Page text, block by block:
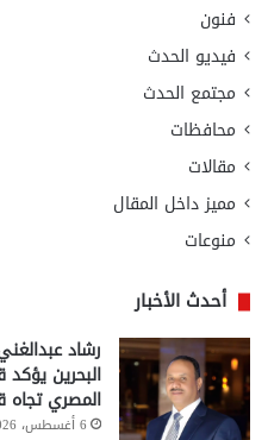
فنون
فيديو الحدث
مجتمع الحدث
محافظات
مقالات
مميز داخل المقال
منوعات
أحدث الأخبار
رشاد
البحرين يؤكد
المصري تجاه
6 أغسطس، 2026